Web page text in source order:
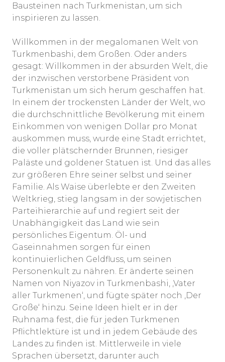
Bausteinen nach Turkmenistan, um sich
inspirieren zu lassen.
Willkommen in der megalomanen Welt von
Turkmenbashi, dem Großen. Oder anders
gesagt: Willkommen in der absurden Welt, die
der inzwischen verstorbene Präsident von
Turkmenistan um sich herum geschaffen hat.
In einem der trockensten Länder der Welt, wo
die durchschnittliche Bevölkerung mit einem
Einkommen von wenigen Dollar pro Monat
auskommen muss, wurde eine Stadt errichtet,
die voller plätschernder Brunnen, riesiger
Paläste und goldener Statuen ist. Und das alles
zur größeren Ehre seiner selbst und seiner
Familie. Als Waise überlebte er den Zweiten
Weltkrieg, stieg langsam in der sowjetischen
Parteihierarchie auf und regiert seit der
Unabhängigkeit das Land wie sein
persönliches Eigentum. Öl- und
Gaseinnahmen sorgen für einen
kontinuierlichen Geldfluss, um seinen
Personenkult zu nähren. Er änderte seinen
Namen von Niyazov in Turkmenbashi, ‚Vater
aller Turkmenen‘, und fügte später noch ‚Der
Große‘ hinzu. Seine Ideen hielt er in der
Ruhnama fest, die für jeden Turkmenen
Pflichtlektüre ist und in jedem Gebäude des
Landes zu finden ist. Mittlerweile in viele
Sprachen übersetzt, darunter auch